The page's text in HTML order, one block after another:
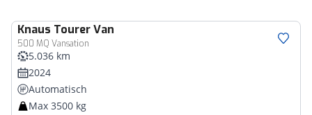
Knaus Tourer Van
500 MQ Vansation
5.036 km
2024
Automatisch
Max 3500 kg